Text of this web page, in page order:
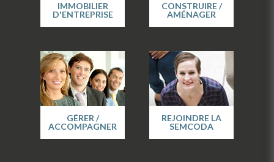
IMMOBILIER
D'ENTREPRISE
CONSTRUIRE /
AMÉNAGER
GÉRER /
ACCOMPAGNER
REJOINDRE LA
SEMCODA